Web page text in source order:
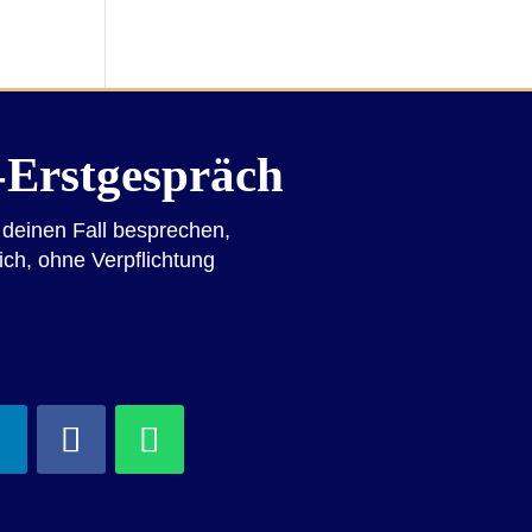
Fall besprechen,
ohne Verpflichtung